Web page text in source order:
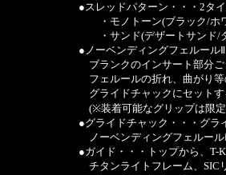
●スレッドパターン・・・2タ
・モノトーン(ブラック/ホ
・サンド(デザートサンド/
●ノーベンディングフェルール
ブランクのインサート部分
フェルールの折れ、曲がり等
グライドチャックにセット
(※装着可能なグリップは限
●グライドチャック・・・グラ
ノーベンディングフェルー
●ガイド・・・トップから、T-
チタンライトフレーム、SIC